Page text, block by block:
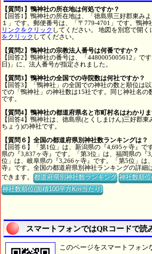
【質問1】鴨神社の所在地は何処ですか？
【回答1】鴨神社の所在地は、「徳島県三好郡東み
１」です。郵便番号は、「〒779-4701」です。鴨神
リンクをクリック してください。 地図を別窓で開く
をクリック してください。
【質問2】鴨神社の宗教法人番号は何番ですか？
【回答2】鴨神社の番号は、「4480005005612」で
日)」に、法人番号が指定されました。
【質問3】鴨神社の全国での寺院数は何社ですか？
【回答3】「鴨神社」の全国での神社の数と順位は
での「鴨神社」の神社数は15社です。同じ神社名の
です。
【質問4】鴨神社の都道府県名と市町村名はわかり
【回答4】鴨神社は、徳島県(とくしまけん)三好郡
ちょう)の神社です。
【質問６】全国の都道府県別神社数ランキングは？
【回答６】「第1位」は、新潟県の『4,695ヶ寺』で
県の『3,837ヶ寺』です。「第3位」は、福岡県の『
位」は、岐阜県の『3,266ヶ寺』です。「第5位」は
寺』です。全国の都道府県別神社ランキングの詳細
できます。都道府県別神社数ランキング 神社数順
神社数順位(面積100平方Km当たり)
スマートフォンではQRコードで読
このページをスマートフォン